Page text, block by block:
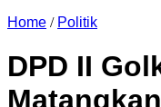
Home / Politik
DPD II